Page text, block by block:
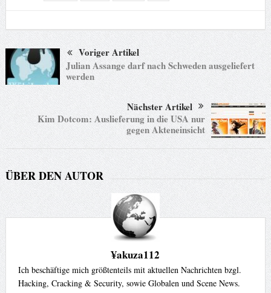
Voriger Artikel
Julian Assange darf nach Schweden ausgeliefert
werden
Nächster Artikel
Kim Dotcom: Auslieferung in die USA nur
gegen Akteneinsicht
ÜBER DEN AUTOR
¥akuza112
Ich beschäftige mich größtenteils mit aktuellen Nachrichten bzgl.
Hacking, Cracking & Security, sowie Globalen und Scene News.